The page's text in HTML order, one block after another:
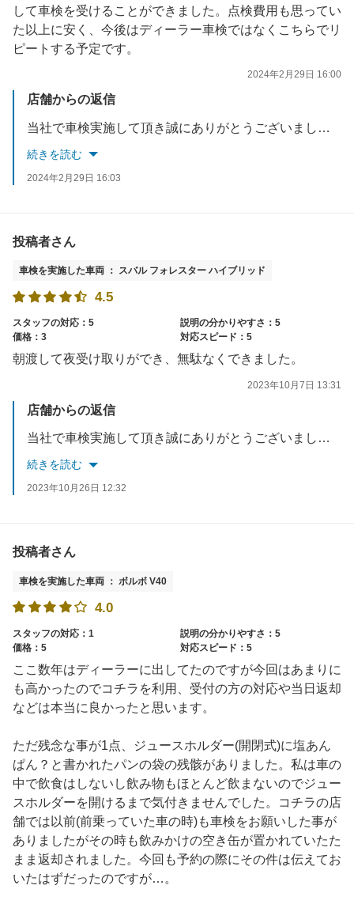
して車検を受けることができました。点検費用も思ってい
た以上に安く、今後はディーラー車検ではなくこちらでリ
ピートする予定です。
2024年2月29日 16:00
店舗からの返信
当社で車検実施して頂き誠にありがとうございました。今後も、お客様のご要望に応えれるようスタッフ一同お待ちしております☆
続きを読む
2024年2月29日 16:03
投稿者さん
車検を実施した車両 ： スバル フォレスター ハイブリッド
4.5
スタッフの対応：5
説明の分かりやすさ：5
価格：3
対応スピード：5
朝渡して夜受け取りができ、無駄なくできました。
2023年10月7日 13:31
店舗からの返信
当社で車検実施して頂き誠にありがとうございました。今後も、お客様のご要望に応えれるようスタッフ一同お待ちしております☆
続きを読む
2023年10月26日 12:32
投稿者さん
車検を実施した車両 ： ボルボ V40
4.0
スタッフの対応：1
説明の分かりやすさ：5
価格：5
対応スピード：5
ここ数年はディーラーに出してたのですが今回はあまりに
も高かったのでコチラを利用、受付の方の対応や当日返却
などは本当に良かったと思います。
ただ残念な事が1点、ジュースホルダー(開閉式)に塩あん
ぱん？と書かれたパンの袋の残骸がありました。私は車の
中で飲食はしないし飲み物もほとんど飲まないのでジュー
スホルダーを開けるまで気付きませんでした。コチラの店
舗では以前(前乗っていた車の時)も車検をお願いした事が
ありましたがその時も飲みかけの空き缶が置かれていたた
まま返却されました。今回も予約の際にその件は伝えてお
いたはずだったのですが…。